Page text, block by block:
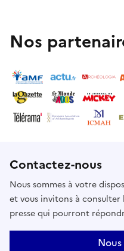
Nos
Contactez-nous
Nous sommes à votre
et vous invitons à
presse qui pourront